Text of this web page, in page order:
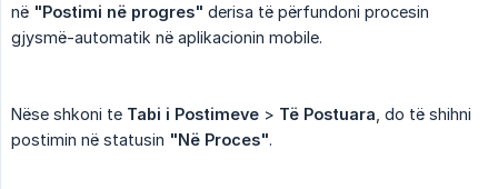
në "Postimi në progres" derisa të përfundoni procesin
gjysmë-automatik në aplikacionin mobile.
Nëse shkoni te Tabi i Postimeve > Të Postuara , do të shihni
postimin në statusin "Në Proces".